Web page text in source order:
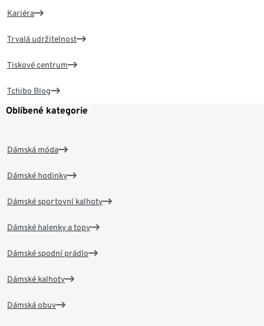
Kariéra
Trvalá udržitelnost
Tiskové centrum
Tchibo Blog
Oblíbené kategorie
Dámská móda
Dámské hodinky
Dámské sportovní kalhoty
Dámské halenky a topy
Dámské spodní prádlo
Dámské kalhoty
Dámská obuv